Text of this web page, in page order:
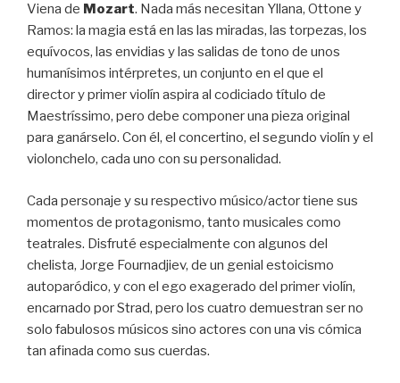
Viena de Mozart. Nada más necesitan Yllana, Ottone y
Ramos: la magia está en las las miradas, las torpezas, los
equívocos, las envidias y las salidas de tono de unos
humanísimos intérpretes, un conjunto en el que el
director y primer violín aspira al codiciado título de
Maestríssimo, pero debe componer una pieza original
para ganárselo. Con él, el concertino, el segundo violín y el
violonchelo, cada uno con su personalidad.
Cada personaje y su respectivo músico/actor tiene sus
momentos de protagonismo, tanto musicales como
teatrales. Disfruté especialmente con algunos del
chelista, Jorge Fournadjiev, de un genial estoicismo
autoparódico, y con el ego exagerado del primer violín,
encarnado por Strad, pero los cuatro demuestran ser no
solo fabulosos músicos sino actores con una vis cómica
tan afinada como sus cuerdas.